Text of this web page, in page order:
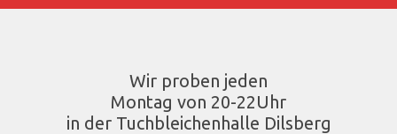
Wir proben jeden
Montag von 20-22Uhr
in der Tuchbleichenhalle Dilsberg